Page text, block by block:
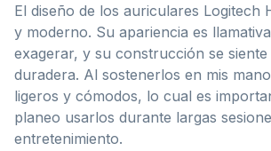
El diseño de los auriculares Logitech
y moderno. Su apariencia es
exagerar, y su construcción se siente
duradera. Al sostenerlos en mis
ligeros y cómodos, lo cual es
planeo usarlos durante largas
entretenimiento.